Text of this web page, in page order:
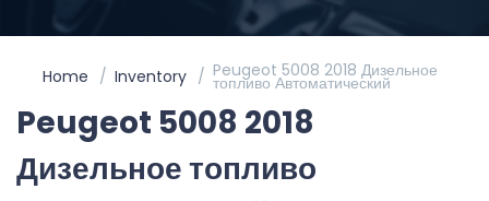
Home Inventory Peugeot 5008 2018 Дизельное
топливо Автоматический
Peugeot 5008 2018
Дизельное топливо